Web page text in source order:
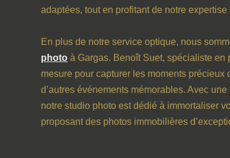
adaptées, tout en profitant de notre expertise
En plus de notre service optique, nous
photo à Gargas. Benoît Suet, spécialiste
mesure pour capturer les moments
d’autres événements mémorables. Avec
notre studio photo est dédié à immortaliser
proposant des photos immobilières